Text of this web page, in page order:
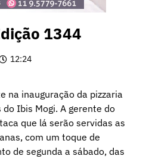
1344
12:24
na inauguração da pizzaria
Ibis Mogi. A gerente do
que lá serão servidas as
com um toque de
de segunda a sábado, das